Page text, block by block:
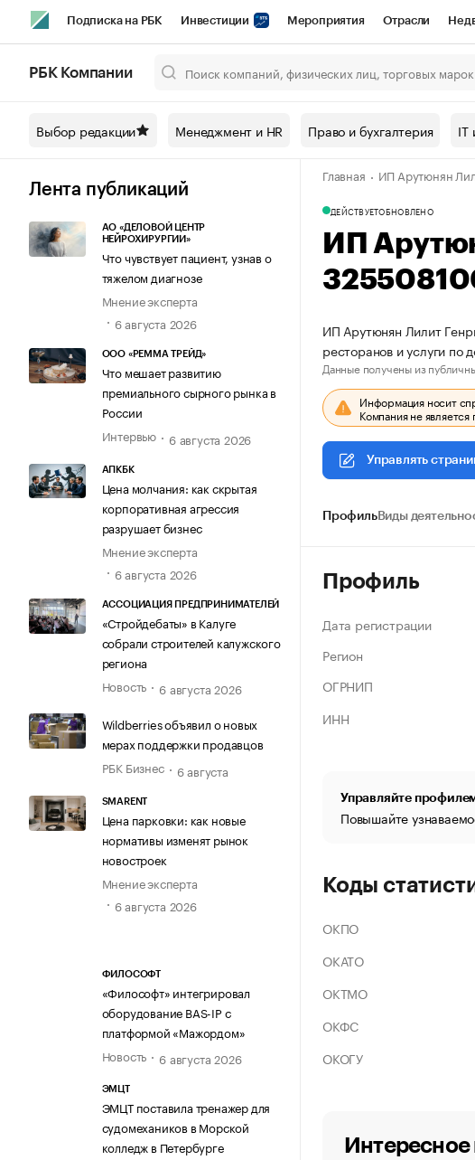
Подписка на РБК Инвестиции Мероприятия Отрасли
Спецпроекты СПб Конференции СПб Спецпроекты Проверка
Технологии и медиа Рынок наличной валюты
РБК Компании
Выбор редакции Менеджмент и HR Право и бухгалтерия IT
Лента публикаций
АО «ДЕЛОВОЙ ЦЕНТР
НЕЙРОХИРУРГИИ»
Что чувствует пациент, узнав о
тяжелом диагнозе
Мнение эксперта
6 августа 2026
ООО «РЕММА ТРЕЙД»
Что мешает развитию
премиального сырного рынка в
России
Интервью
6 августа 2026
АПКБК
Цена молчания: как скрытая
корпоративная агрессия
разрушает бизнес
Мнение эксперта
6 августа 2026
АССОЦИАЦИЯ ПРЕДПРИНИМАТЕЛЕЙ
«Стройдебаты» в Калуге
собрали строителей калужского
региона
Новость
6 августа 2026
Wildberries объявил о новых
мерах поддержки продавцов
РБК Бизнес
6 августа
SMARENT
Цена парковки: как новые
нормативы изменят рынок
новостроек
Мнение эксперта
6 августа 2026
ФИЛОСОФТ
«Философт» интегрировал
оборудование BAS-IP с
платформой «Мажордом»
Новость
6 августа 2026
ЭМЦТ
ЭМЦТ поставила тренажер для
судомехаников в Морской
колледж в Петербурге
Главная ИП Арутюнян
ДЕЙСТВУЕТОБНОВЛЕНО
ИП
ИП Арутюнян Лилит
ресторанов и услуги
Данные получены из
Информация носит
Компания не
Управлять
ПрофильВиды
Профиль
Дата регистрации
Регион
ОГРНИП
ИНН
Управляйте
Повышайте
Коды
ОКПО
ОКАТО
ОКТМО
ОКФС
ОКОГУ
Интересное